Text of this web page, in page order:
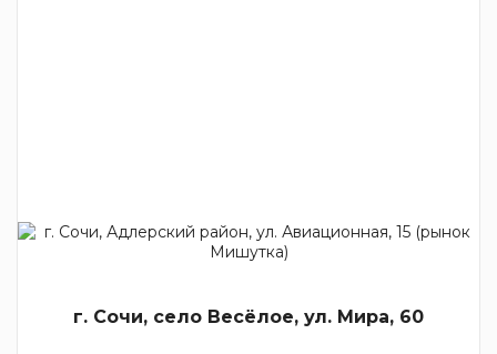
г. Сочи, село Весёлое, ул. Мира, 60